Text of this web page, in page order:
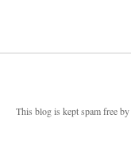
This blog is kept spam free by